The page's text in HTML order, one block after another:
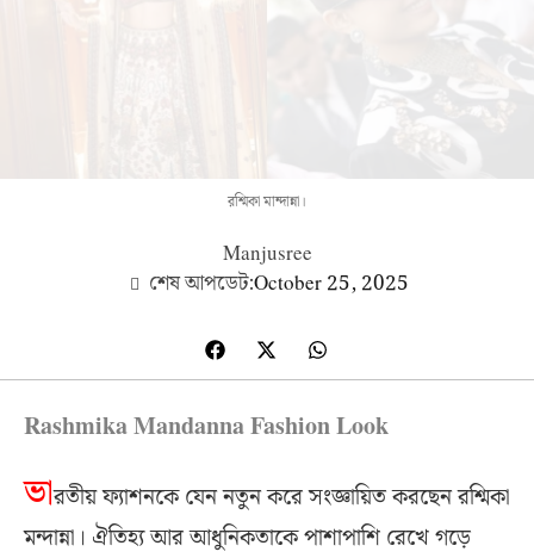
রশ্মিকা মান্দান্না।
Manjusree
শেষ আপডেট:October 25, 2025
Rashmika Mandanna Fashion Look
ভারতীয় ফ্যাশনকে যেন নতুন করে সংজ্ঞায়িত করছেন রশ্মিকা
মন্দান্না। ঐতিহ্য আর আধুনিকতাকে পাশাপাশি রেখে গড়ে